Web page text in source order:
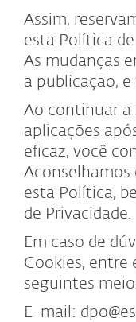
Assim,
esta Política
As mudanças
a publicação, e
Ao continuar a
aplicações
eficaz, você
Aconselhamos
esta Política,
de Privacidade.
Em caso de
Cookies, entre
seguintes
E-mail: